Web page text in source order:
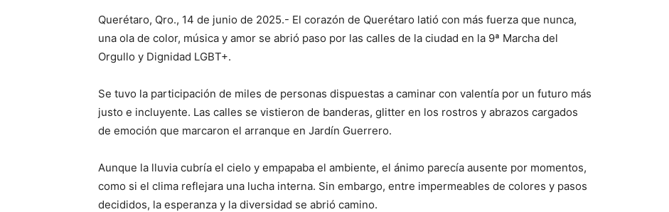
Querétaro, Qro., 14 de junio de 2025.- El corazón de Querétaro latió con más fuerza que nunca,
una ola de color, música y amor se abrió paso por las calles de la ciudad en la 9ª Marcha del
Orgullo y Dignidad LGBT+.
Se tuvo la participación de miles de personas dispuestas a caminar con valentía por un futuro más
justo e incluyente. Las calles se vistieron de banderas, glitter en los rostros y abrazos cargados
de emoción que marcaron el arranque en Jardín Guerrero.
Aunque la lluvia cubría el cielo y empapaba el ambiente, el ánimo parecía ausente por momentos,
como si el clima reflejara una lucha interna. Sin embargo, entre impermeables de colores y pasos
decididos, la esperanza y la diversidad se abrió camino.